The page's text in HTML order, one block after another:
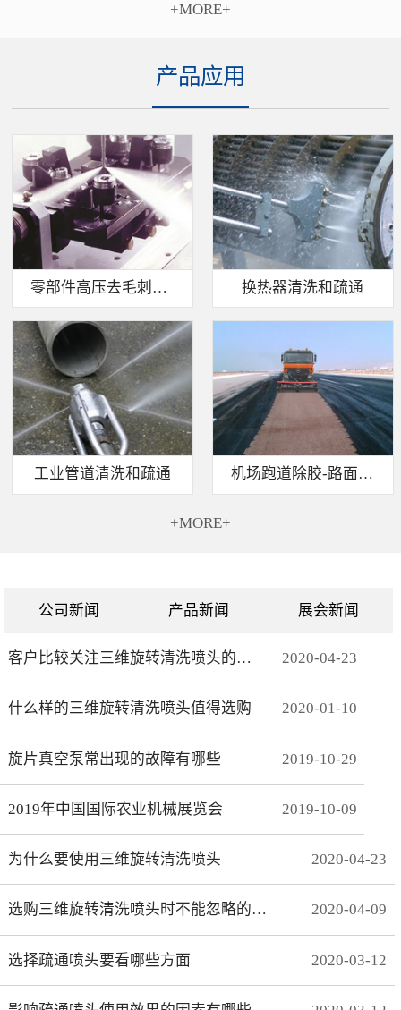
+MORE+
产品应用
零部件高压去毛刺清洗 换热器清洗和疏通
工业管道清洗和疏通 机场跑道除胶-路面标线清除
+MORE+
公司新闻 产品新闻 展会新闻
客户比较关注三维旋转清洗喷头的哪些方面 2020-04-23
什么样的三维旋转清洗喷头值得选购 2020-01-10
旋片真空泵常出现的故障有哪些 2019-10-29
2019年中国国际农业机械展览会 2019-10-09
为什么要使用三维旋转清洗喷头 2020-04-23
选购三维旋转清洗喷头时不能忽略的事项有哪些 2020-04-09
选择疏通喷头要看哪些方面 2020-03-12